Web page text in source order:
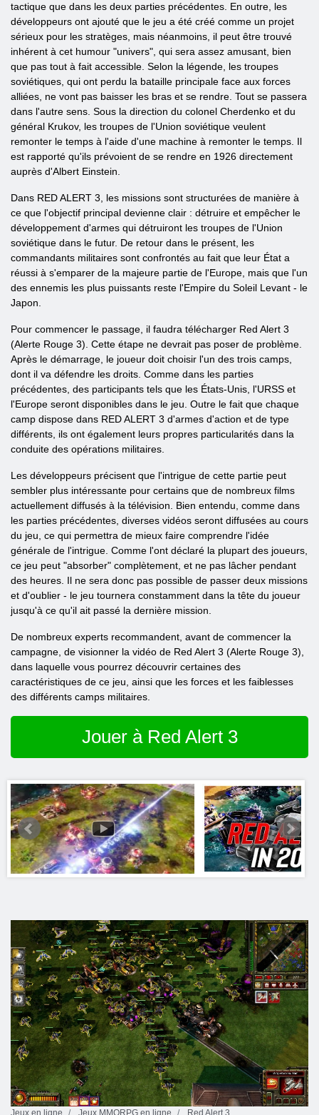
tactique que dans les deux parties précédentes. En outre, les
développeurs ont ajouté que le jeu a été créé comme un projet
sérieux pour les stratèges, mais néanmoins, il peut être trouvé
inhérent à cet humour "univers", qui sera assez amusant, bien
que pas tout à fait accessible. Selon la légende, les troupes
soviétiques, qui ont perdu la bataille principale face aux forces
alliées, ne vont pas baisser les bras et se rendre. Tout se passera
dans l'autre sens. Sous la direction du colonel Cherdenko et du
général Krukov, les troupes de l'Union soviétique veulent
remonter le temps à l'aide d'une machine à remonter le temps. Il
est rapporté qu'ils prévoient de se rendre en 1926 directement
auprès d'Albert Einstein.
Dans RED ALERT 3, les missions sont structurées de manière à
ce que l'objectif principal devienne clair : détruire et empêcher le
développement d'armes qui détruiront les troupes de l'Union
soviétique dans le futur. De retour dans le présent, les
commandants militaires sont confrontés au fait que leur État a
réussi à s'emparer de la majeure partie de l'Europe, mais que l'un
des ennemis les plus puissants reste l'Empire du Soleil Levant - le
Japon.
Pour commencer le passage, il faudra télécharger Red Alert 3
(Alerte Rouge 3). Cette étape ne devrait pas poser de problème.
Après le démarrage, le joueur doit choisir l'un des trois camps,
dont il va défendre les droits. Comme dans les parties
précédentes, des participants tels que les États-Unis, l'URSS et
l'Europe seront disponibles dans le jeu. Outre le fait que chaque
camp dispose dans RED ALERT 3 d'armes d'action et de type
différents, ils ont également leurs propres particularités dans la
conduite des opérations militaires.
Les développeurs précisent que l'intrigue de cette partie peut
sembler plus intéressante pour certains que de nombreux films
actuellement diffusés à la télévision. Bien entendu, comme dans
les parties précédentes, diverses vidéos seront diffusées au cours
du jeu, ce qui permettra de mieux faire comprendre l'idée
générale de l'intrigue. Comme l'ont déclaré la plupart des joueurs,
ce jeu peut "absorber" complètement, et ne pas lâcher pendant
des heures. Il ne sera donc pas possible de passer deux missions
et d'oublier - le jeu tournera constamment dans la tête du joueur
jusqu'à ce qu'il ait passé la dernière mission.
De nombreux experts recommandent, avant de commencer la
campagne, de visionner la vidéo de Red Alert 3 (Alerte Rouge 3),
dans laquelle vous pourrez découvrir certaines des
caractéristiques de ce jeu, ainsi que les forces et les faiblesses
des différents camps militaires.
Jouer à Red Alert 3